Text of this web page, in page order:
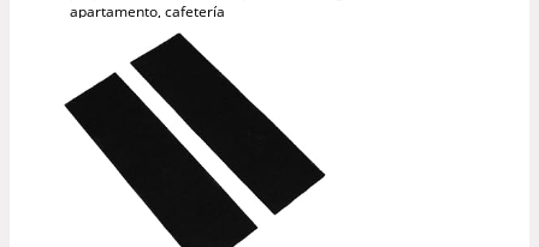
apartamento, cafetería